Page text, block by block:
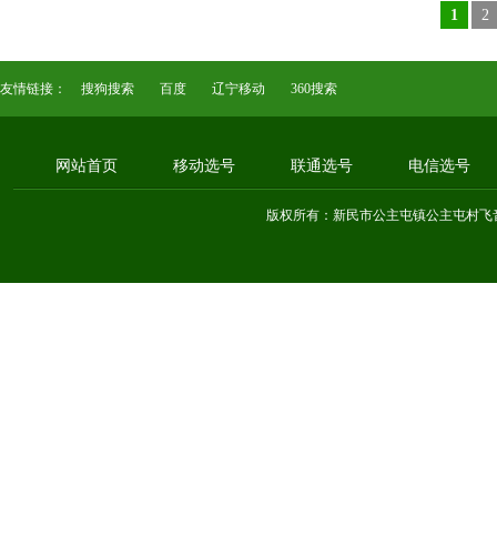
1 2
友情链接： 搜狗搜索 百度 辽宁移动 360搜索
网站首页 移动选号 联通选号 电信选号
版权所有：新民市公主屯镇公主屯村